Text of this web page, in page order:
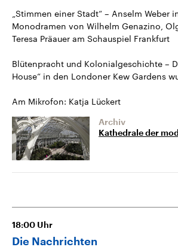
„Stimmen einer Stadt“ – Anselm Weber
Monodramen von Wilhelm Genazino,
Teresa Präauer am Schauspiel Frankfurt
Blütenpracht und Kolonialgeschichte –
House“ in den Londoner Kew Gardens
Am Mikrofon: Katja Lückert
Archiv
Kathedrale der
18:00 Uhr
Die Nachrichten